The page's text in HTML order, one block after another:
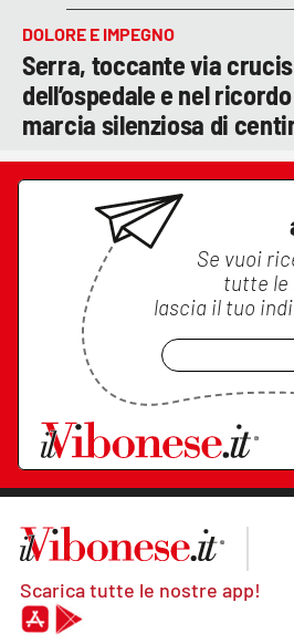
DOLORE E IMPEGNO
Serra, toccante via
dell’ospedale e nel
marcia silenziosa di
Se vuoi
tutte le
lascia il tuo
Scarica tutte le nostre app!